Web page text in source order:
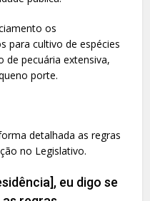
os
para cultivo de espécies
de pecuária extensiva,
porte.
detalhada as regras
no Legislativo.
eu digo se